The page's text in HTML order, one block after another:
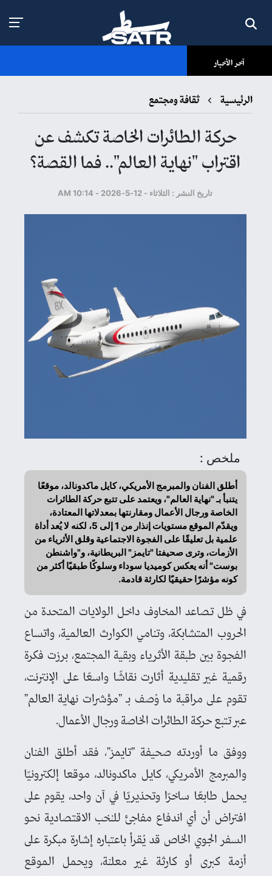
آخر الأخبار
الرئيسية ثقافة ومجتمع
حركة الطائرات الخاصة تكشف عن
اقتراب "نهاية العالم".. فما القصة؟
تاريخ النشر : الثلاثاء - 12-5-2026 - 10:14 AM
ملخص :
أطلق الفنان والمبرمج الأمريكي، كايل ماكدونالد، موقعًا
يتنبأ بـ "نهاية العالم"، ويعتمد على تتبع حركة الطائرات
الخاصة ورجال الأعمال ومقارنتها بمعدلاتها المعتادة،
ويقدّم الموقع مستويات إنذار من 1 إلى 5، لكنه لا يُعد أداة
علمية بل تعليقًا على الفجوة الاجتماعية وقلق الأثرياء من
الأزمات، وترى صحيفتا "تايمز" البريطانية، و"واشنطن
بوست" أنه يعكس كوميديا سوداء وسلوكًا طبقيًا أكثر من
كونه مؤشرًا حقيقيًا لكارثة قادمة.
في ظل تصاعد المخاوف داخل الولايات المتحدة من
الحروب المتشابكة، وتنامي الكوارث العالمية، واتساع
الفجوة بين طبقة الأثرياء وبقية المجتمع، برزت فكرة
رقمية غير تقليدية أثارت نقاشًا واسعًا على الإنترنت،
تقوم على مراقبة ما وُصف بـ "مؤشرات نهاية العالم"
عبر تتبع حركة الطائرات الخاصة ورجال الأعمال.
ووفق ما أوردته صحيفة "تايمز"، فقد أطلق الفنان
والمبرمج الأمريكي، كايل ماكدونالد، موقعا إلكترونيًا
يحمل طابعًا ساخرًا وتحذيريًا في آن واحد، يقوم على
افتراض أن أي اندفاع مفاجئ للنخب الاقتصادية نحو
السفر الجوي الخاص قد يُقرأ باعتباره إشارة مبكرة على
أزمة كبرى أو كارثة غير معلنة، ويحمل الموقع